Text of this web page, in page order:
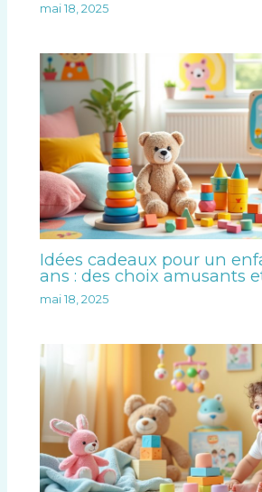
mai 18, 2025
Idées cadeaux pour un
ans : des choix amusants
mai 18, 2025